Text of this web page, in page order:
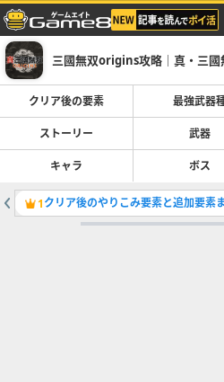
三國無双origins攻略｜真・三國
クリア後の要素 最強武器
ストーリー 武器
キャラ ボス
1クリア後のやりこみ要素と追加要素